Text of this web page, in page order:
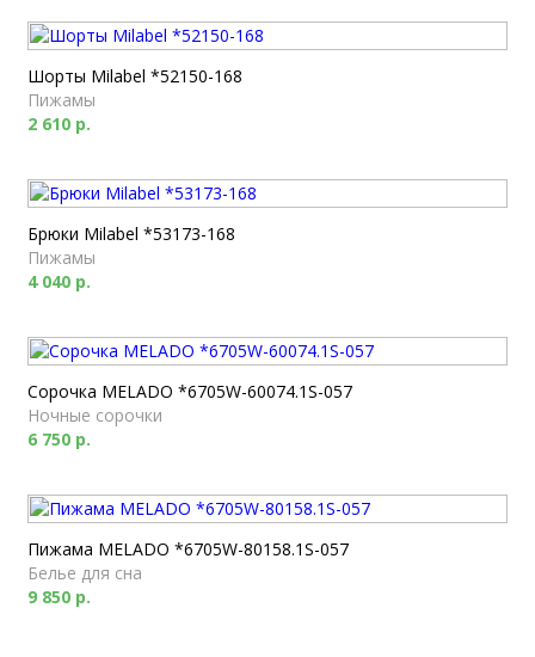
Шорты Milabel *52150-168
Пижамы
2 610 р.
Брюки Milabel *53173-168
Пижамы
4 040 р.
Сорочка MELADO *6705W-60074.1S-057
Ночные сорочки
6 750 р.
Пижама MELADO *6705W-80158.1S-057
Белье для сна
9 850 р.